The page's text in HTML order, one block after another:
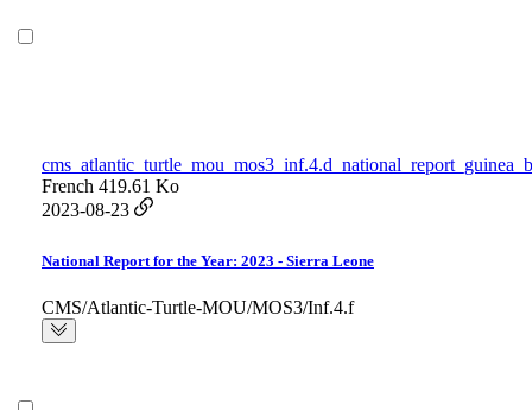
French 419.61 Ko
2023-08-23
National Report for the Year: 2023 - Sierra Leone
CMS/Atlantic-Turtle-MOU/MOS3/Inf.4.f